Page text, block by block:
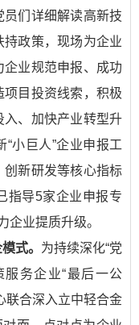
们详细解读高新技
政策，现场为企业
业规范申报、成功
目投资线索，积极
入、加快产业转型升
小巨人”企业申报工
新研发等核心指标
指导5家企业申报专
企业提质升级。
式。 为持续深化“党
务企业“最后一公
联合深入立中轻合金